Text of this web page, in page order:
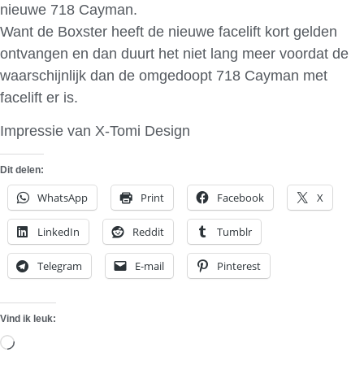
nieuwe 718 Cayman.
Want de Boxster heeft de nieuwe facelift kort gelden
ontvangen en dan duurt het niet lang meer voordat de
waarschijnlijk dan de omgedoopt 718 Cayman met
facelift er is.
Impressie van X-Tomi Design
Dit delen:
WhatsApp Print Facebook X
LinkedIn Reddit Tumblr
Telegram E-mail Pinterest
Vind ik leuk:
Aan